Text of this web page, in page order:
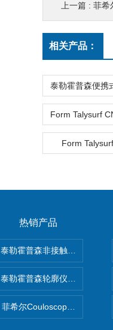
上一篇 : 菲希
相关产品：
Form
热销产品
泰勒霍普森非接触式轮廓仪
泰勒霍普森轮廓仪|TAYLOR
菲希尔Couloscope CMS2电